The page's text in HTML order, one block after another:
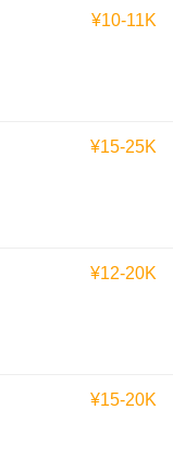
¥10-11K
¥15-25K
¥12-20K
¥15-20K